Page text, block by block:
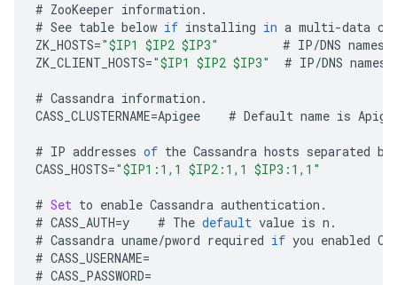
# ZooKeeper information .
# See table below if installing in a multi-data
ZK_HOSTS="$IP1 $IP2 $IP3" # IP/DNS names
ZK_CLIENT_HOSTS="$IP1 $IP2 $IP3" # IP/DNS names
# Cassandra information .
CASS_CLUSTERNAME=Apigee # Default name is
# IP addresses of the Cassandra hosts separated by
CASS_HOSTS="$IP1:1,1 $IP2:1,1 $IP3:1,1"
# Set to enable Cassandra authentication .
# CASS_AUTH=y # The default value is n .
# Cassandra uname/pword required if you enabled
# CASS_USERNAME=
# CASS_PASSWORD=